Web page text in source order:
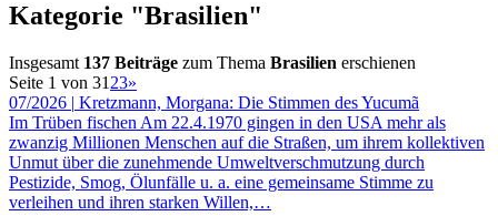
Kategorie "Brasilien"
Insgesamt 137 Beiträge zum Thema Brasilien erschienen
Seite 1 von 31 23»
07/2026 | Kretzmann, Morgana: Die Stimmen des Yucumã
Im Trüben fischen Am 22.4.1970 gingen in den USA mehr als
zwanzig Millionen Menschen auf die Straßen, um ihrem kollektiven
Unmut über die zunehmende Umweltverschmutzung durch
Pestizide, Smog, Ölunfälle u. a. eine gemeinsame Stimme zu
verleihen und ihren starken Willen,…